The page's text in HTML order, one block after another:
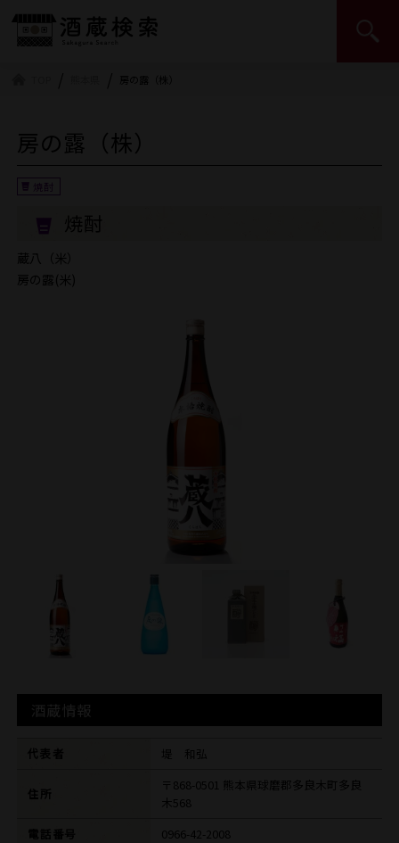
房の露（株）
房の露（株）
焼酎
蔵八（米）
房の露(米)
酒蔵情報
代表者 堤 和弘
〒868-0501 熊本県球磨郡多良木町多良
木568
電話番号
0966-42-2008